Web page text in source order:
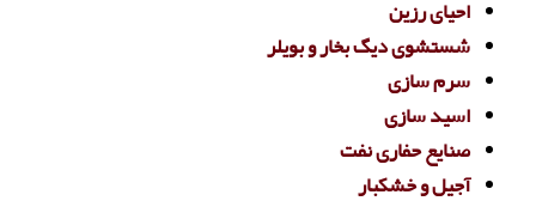
احیای رزین
شستشوی دیگ بخار و بویلر
سرم سازی
اسید سازی
صنایع حفاری نفت
آجیل و خشکبار